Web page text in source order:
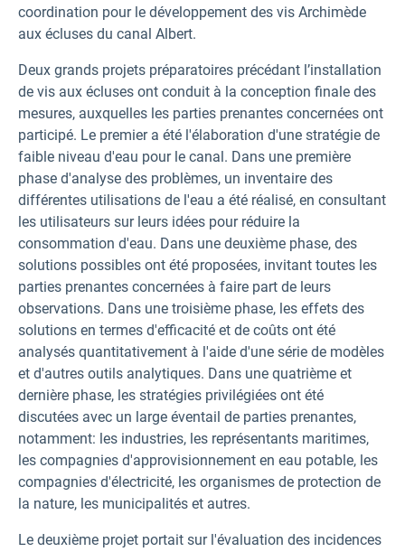
coordination pour le développement des vis Archimède
aux écluses du canal Albert.
Deux grands projets préparatoires précédant l’installation
de vis aux écluses ont conduit à la conception finale des
mesures, auxquelles les parties prenantes concernées ont
participé. Le premier a été l'élaboration d'une stratégie de
faible niveau d'eau pour le canal. Dans une première
phase d'analyse des problèmes, un inventaire des
différentes utilisations de l'eau a été réalisé, en consultant
les utilisateurs sur leurs idées pour réduire la
consommation d'eau. Dans une deuxième phase, des
solutions possibles ont été proposées, invitant toutes les
parties prenantes concernées à faire part de leurs
observations. Dans une troisième phase, les effets des
solutions en termes d'efficacité et de coûts ont été
analysés quantitativement à l'aide d'une série de modèles
et d'autres outils analytiques. Dans une quatrième et
dernière phase, les stratégies privilégiées ont été
discutées avec un large éventail de parties prenantes,
notamment: les industries, les représentants maritimes,
les compagnies d'approvisionnement en eau potable, les
compagnies d'électricité, les organismes de protection de
la nature, les municipalités et autres.
Le deuxième projet portait sur l'évaluation des incidences